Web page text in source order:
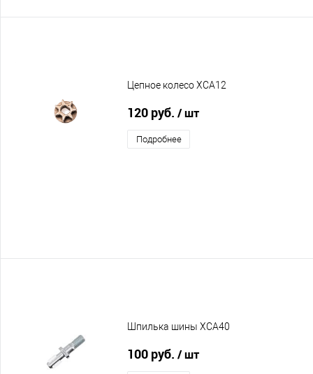
Цепное колесо XCA12
120 руб. / шт
Подробнее
Шпилька шины XCA40
100 руб. / шт